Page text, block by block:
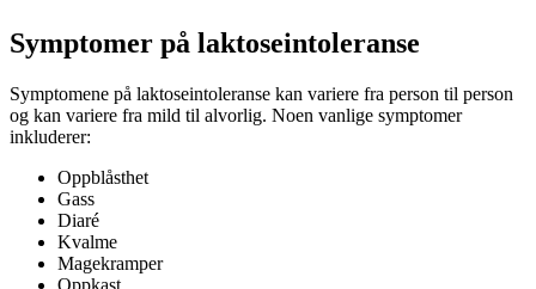
Symptomer på laktoseintoleranse
Symptomene på laktoseintoleranse kan variere fra person til person
og kan variere fra mild til alvorlig. Noen vanlige symptomer
inkluderer:
Oppblåsthet
Gass
Diaré
Kvalme
Magekramper
Oppkast